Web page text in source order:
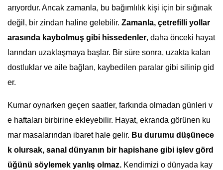
arıyordur. Ancak zamanla, bu bağımlılık kişi için bir sığınak
değil, bir zindan haline gelebilir. Zamanla, çetrefilli yollar
arasında kaybolmuş gibi hissedenler, daha önceki hayat
larından uzaklaşmaya başlar. Bir süre sonra, uzakta kalan
dostluklar ve aile bağları, kaybedilen paralar gibi silinip gid
er.
Kumar oynarken geçen saatler, farkında olmadan günleri v
e haftaları birbirine ekleyebilir. Hayat, ekranda görünen ku
mar masalarından ibaret hale gelir. Bu durumu düşünece
k olursak, sanal dünyanın bir hapishane gibi işlev görd
üğünü söylemek yanlış olmaz. Kendimizi o dünyada kay